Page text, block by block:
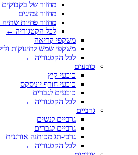
מחזור של בקבוקים
מחזור צמיגים
מחזור פחיות שתיה
לכל הקטגוריה ←
משקפי קריאה
משקפי שמש לתינוקות
לכל הקטגוריה ←
כובעים
כובעי קיץ
כובעי חורף יוניסקס
כובעים לגברים
לכל הקטגוריה ←
גרביים
גרביים לנשים
גרביים לגברים
גרבי-תג מכותנה אורגנית
לכל הקטגוריה ←